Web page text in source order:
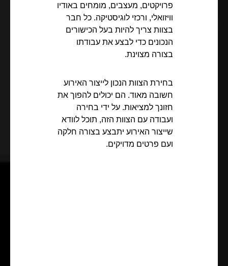
פרויקטים, מעצבים, מומחים באודיו
וויזואלי, ורכזי לוגיסטיקה. כל חבר
בצוות צריך להיות בעל הכישורים
הנכונים כדי לבצע את עבודתו
בצורה מצוינת.
בחירת הצוות הנכון לייצור האירוע
חשובה מאוד. הם יכולים להפוך את
חזונך למציאות. על ידי בחירה
ועבודה עם הצוות הזה, תוכל לוודא
שייצור האירוע יתבצע בצורה חלקה
ועם פרטים מדויקים.